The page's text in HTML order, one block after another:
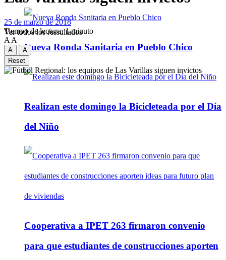
Nueva Ronda Sanitaria en Pueblo Chico
Realizan este domingo la Bicicleteada por el Día
del Niño
Cooperativa a IPET 263 firmaron convenio
para que estudiantes de construcciones aporten
Ver todos los ressultados
25 de marzo de 2018
Tiempo de lectura: 1 minuto
A A
A
A
Reset